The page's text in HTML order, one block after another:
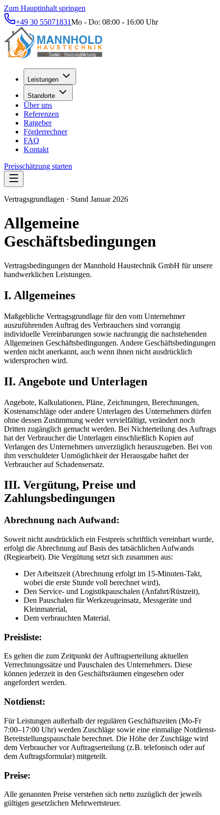
Zum Hauptinhalt springen
+49 30 55071831Mo - Do: 08:00 - 16:00 Uhr
Leistungen
Standorte
Über uns
Referenzen
Ratgeber
Förderrechner
FAQ
Kontakt
Preisschätzung starten
Vertragsgrundlagen · Stand Januar 2026
Allgemeine
Geschäftsbedingungen
Vertragsbedingungen der Mannhold Haustechnik GmbH für unsere
handwerklichen Leistungen.
I. Allgemeines
Maßgebliche Vertragsgrundlage für den vom Unternehmer
auszuführenden Auftrag des Verbrauchers sind vorrangig
individuelle Vereinbarungen sowie nachrangig die nachstehenden
Allgemeinen Geschäftsbedingungen. Andere Geschäftsbedingungen
werden nicht anerkannt, auch wenn ihnen nicht ausdrücklich
widersprochen wird.
II. Angebote und Unterlagen
Angebote, Kalkulationen, Pläne, Zeichnungen, Berechnungen,
Kostenanschläge oder andere Unterlagen des Unternehmers dürfen
ohne dessen Zustimmung weder vervielfältigt, verändert noch
Dritten zugänglich gemacht werden. Bei Nichterteilung des Auftrags
hat der Verbraucher die Unterlagen einschließlich Kopien auf
Verlangen des Unternehmers unverzüglich herauszugeben. Bei von
ihm verschuldeter Unmöglichkeit der Herausgabe haftet der
Verbraucher auf Schadensersatz.
III. Vergütung, Preise und
Zahlungsbedingungen
Abrechnung nach Aufwand:
Soweit nicht ausdrücklich ein Festpreis schriftlich vereinbart wurde,
erfolgt die Abrechnung auf Basis des tatsächlichen Aufwands
(Regiearbeit). Die Vergütung setzt sich zusammen aus:
Der Arbeitszeit (Abrechnung erfolgt im 15-Minuten-Takt,
wobei die erste Stunde voll berechnet wird),
Den Service- und Logistikpauschalen (Anfahrt/Rüstzeit),
Den Pauschalen für Werkzeugeinsatz, Messgeräte und
Kleinmaterial,
Dem verbrauchten Material.
Preisliste:
Es gelten die zum Zeitpunkt der Auftragserteilung aktuellen
Verrechnungssätze und Pauschalen des Unternehmers. Diese
können jederzeit in den Geschäftsräumen eingesehen oder
angefordert werden.
Notdienst:
Für Leistungen außerhalb der regulären Geschäftszeiten (Mo-Fr
7:00–17:00 Uhr) werden Zuschläge sowie eine einmalige Notdienst-
Bereitstellungspauschale berechnet. Die Höhe der Zuschläge wird
dem Verbraucher vor Auftragserteilung (z.B. telefonisch oder auf
dem Auftragsformular) mitgeteilt.
Preise:
Alle genannten Preise verstehen sich netto zuzüglich der jeweils
gültigen gesetzlichen Mehrwertsteuer.